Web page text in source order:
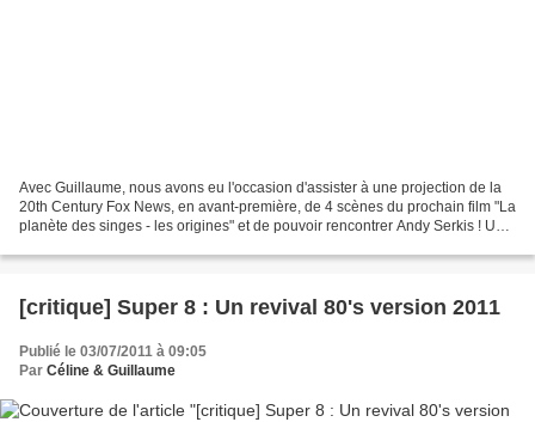
Avec Guillaume, nous avons eu l'occasion d'assister à une projection de la
20th Century Fox News, en avant-première, de 4 scènes du prochain film "La
planète des singes - les origines" et de pouvoir rencontrer Andy Serkis ! Une
[critique] Super 8 : Un revival 80's version 2011
Publié le 03/07/2011 à 09:05
Par Céline & Guillaume